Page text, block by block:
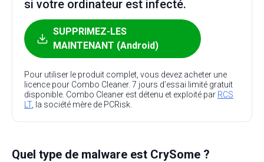
si votre ordinateur est infecté.
SUPPRIMEZ-LES
MAINTENANT (Android)
Pour utiliser le produit complet, vous devez acheter une
licence pour Combo Cleaner. 7 jours d’essai limité gratuit
disponible. Combo Cleaner est détenu et exploité par RCS
LT, la société mère de PCRisk.
Quel type de malware est CrySome ?